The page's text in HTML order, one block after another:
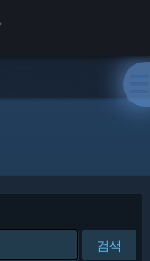
검색